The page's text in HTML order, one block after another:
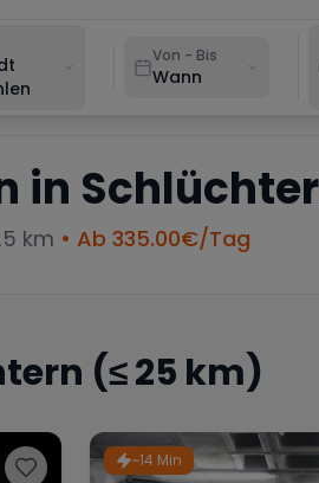
Von - Bis
Wann
in
km • Ab 335.00€/Tag
(≤ 25 km)
~14 Min